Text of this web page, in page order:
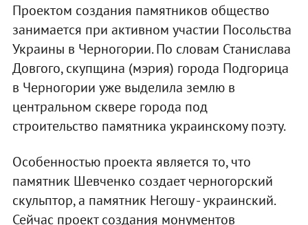
Проектом создания памятников общество
занимается при активном участии Посольства
Украины в Черногории. По словам Станислава
Довгого, скупщина (мэрия) города Подгорица
в Черногории уже выделила землю в
центральном сквере города под
строительство памятника украинскому поэту.
Особенностью проекта является то, что
памятник Шевченко создает черногорский
скульптор, а памятник Негошу - украинский.
Сейчас проект создания монументов